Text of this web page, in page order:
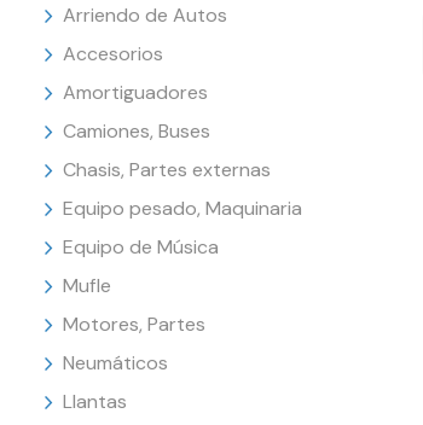
Arriendo de Autos
Accesorios
Amortiguadores
Camiones, Buses
Chasis, Partes externas
Equipo pesado, Maquinaria
Equipo de Música
Mufle
Motores, Partes
Neumáticos
Llantas